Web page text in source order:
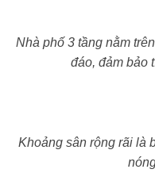
Nhà phố 3 tầng nằm
đáo, đảm bảo
Khoảng sân rộng rãi là